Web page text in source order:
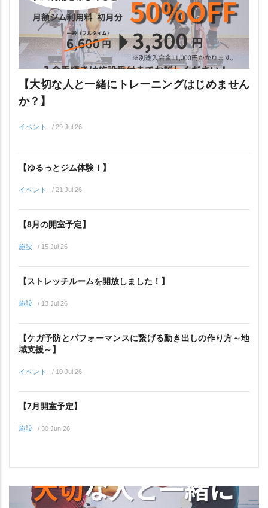
【大切な人と一緒にトレーニングはじめません
か？】
イベント / 29 Jul 26
【ゆるっとジム体験！】
イベント / 21 Jul 26
【8月の開室予定】
施設 / 15 Jul 26
【ストレッチルームを開放しました！】
施設 / 13 Jul 26
【ケガ予防とパフォーマンスに繋げる動き出しの作り方～地
域支援～】
イベント / 10 Jul 26
【7月開室予定】
施設 / 30 Jun 26